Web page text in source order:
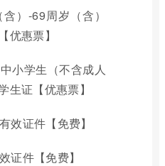
）-69周岁（含）
优惠票】
小学生（不含成人
生证【优惠票】
效证件【免费】
证件【免费】